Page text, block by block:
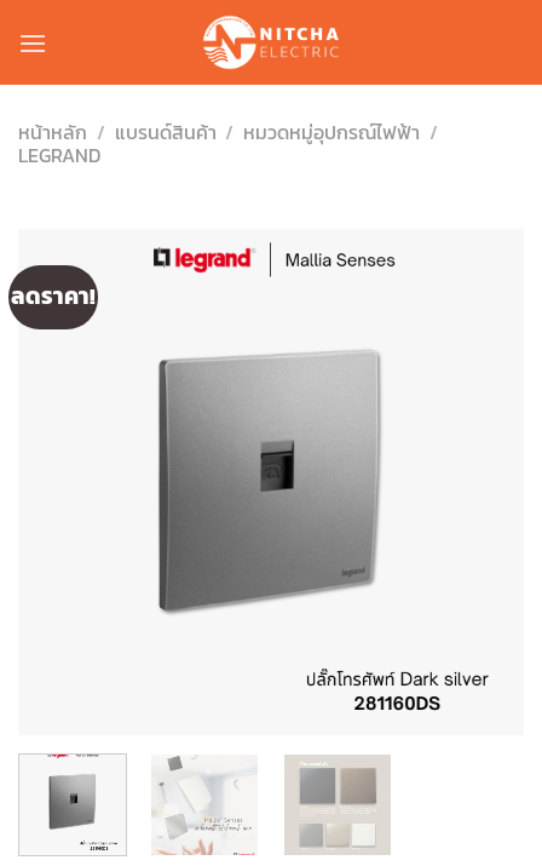
หน้าหลัก / แบรนด์สินค้า / หมวดหมู่อุปกรณ์ไฟฟ้า /
LEGRAND
ลดราคา!